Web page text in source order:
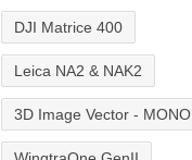
DJI Matrice 400
Leica NA2 & NAK2
3D Image Vector - MONO